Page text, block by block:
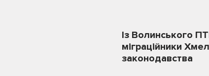
Із Волинського
міграційники
законодавства